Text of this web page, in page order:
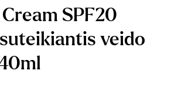
SPF20
veido